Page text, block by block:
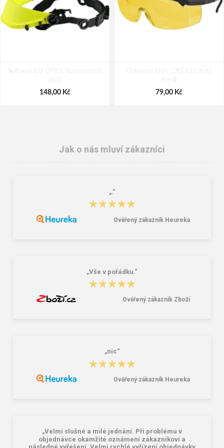
Náhlavní kříž DP85, fluorescenční
žlutá
148,00 Kč
Ochranné brýle CXS KID, žlutý
zorník
79,00 Kč
Jak o nás mluví zákazníci
„.“
★★★★★
★★★★★
Ověřený zákazník Heureka
„Vše v pořádku.“
★★★★★
★★★★★
Ověřený zákazník Zboží
„nic“
★★★★★
★★★★★
Ověřený zákazník Heureka
„Velmi slušné a milé jednání. Při problému v
objednávce okamžité oznámení zákazníkovi a